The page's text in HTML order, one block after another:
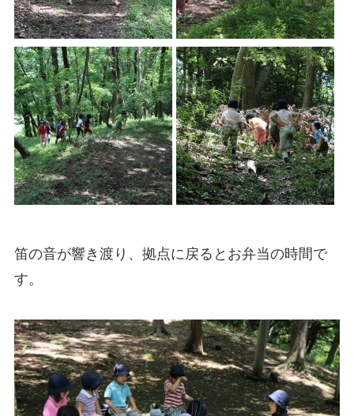
笛の音が響き渡り、拠点に戻るとお弁当の時間で
す。